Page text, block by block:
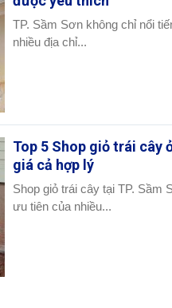
TP. Sầm Sơn không chỉ nổi
nhiều địa chỉ...
Top 5 Shop giỏ trái cây
giá cả hợp lý
Shop giỏ trái cây tại TP. Sầm
ưu tiên của nhiều...